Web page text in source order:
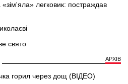
легковик: постраждав
свято
АРХІВ
горил через дощ (ВІДЕО)